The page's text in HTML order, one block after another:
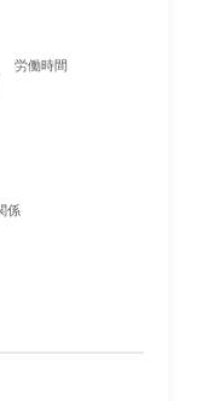
労働時間・休日
係